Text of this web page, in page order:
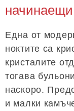
Една от
ноктите са
кристалите
тогава
наскоро.
и малки